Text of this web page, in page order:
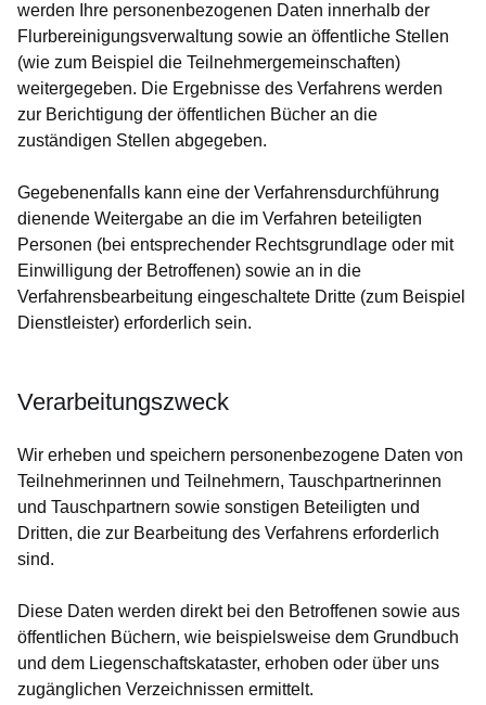
werden Ihre personenbezogenen Daten innerhalb der
Flurbereinigungsverwaltung sowie an öffentliche Stellen
(wie zum Beispiel die Teilnehmergemeinschaften)
weitergegeben. Die Ergebnisse des Verfahrens werden
zur Berichtigung der öffentlichen Bücher an die
zuständigen Stellen abgegeben.
Gegebenenfalls kann eine der Verfahrensdurchführung
dienende Weitergabe an die im Verfahren beteiligten
Personen (bei entsprechender Rechtsgrundlage oder mit
Einwilligung der Betroffenen) sowie an in die
Verfahrensbearbeitung eingeschaltete Dritte (zum Beispiel
Dienstleister) erforderlich sein.
Verarbeitungszweck
Wir erheben und speichern personenbezogene Daten von
Teilnehmerinnen und Teilnehmern, Tauschpartnerinnen
und Tauschpartnern sowie sonstigen Beteiligten und
Dritten, die zur Bearbeitung des Verfahrens erforderlich
sind.
Diese Daten werden direkt bei den Betroffenen sowie aus
öffentlichen Büchern, wie beispielsweise dem Grundbuch
und dem Liegenschaftskataster, erhoben oder über uns
zugänglichen Verzeichnissen ermittelt.